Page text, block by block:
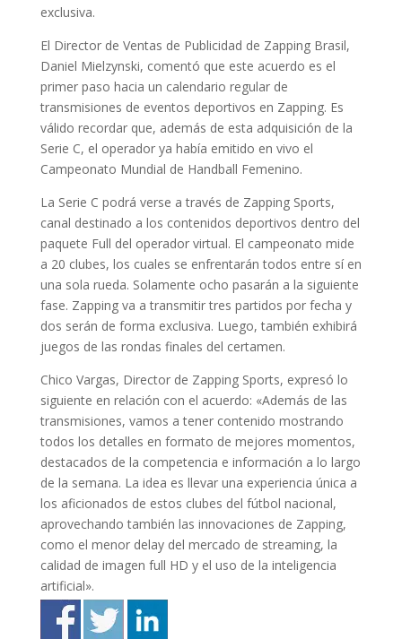
exclusiva.
El Director de Ventas de Publicidad de Zapping Brasil,
Daniel Mielzynski, comentó que este acuerdo es el
primer paso hacia un calendario regular de
transmisiones de eventos deportivos en Zapping. Es
válido recordar que, además de esta adquisición de la
Serie C, el operador ya había emitido en vivo el
Campeonato Mundial de Handball Femenino.
La Serie C podrá verse a través de Zapping Sports,
canal destinado a los contenidos deportivos dentro del
paquete Full del operador virtual. El campeonato mide
a 20 clubes, los cuales se enfrentarán todos entre sí en
una sola rueda. Solamente ocho pasarán a la siguiente
fase. Zapping va a transmitir tres partidos por fecha y
dos serán de forma exclusiva. Luego, también exhibirá
juegos de las rondas finales del certamen.
Chico Vargas, Director de Zapping Sports, expresó lo
siguiente en relación con el acuerdo: «Además de las
transmisiones, vamos a tener contenido mostrando
todos los detalles en formato de mejores momentos,
destacados de la competencia e información a lo largo
de la semana. La idea es llevar una experiencia única a
los aficionados de estos clubes del fútbol nacional,
aprovechando también las innovaciones de Zapping,
como el menor delay del mercado de streaming, la
calidad de imagen full HD y el uso de la inteligencia
artificial».